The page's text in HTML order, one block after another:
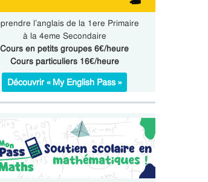
l’anglais de la 1ere Primaire
à la 4eme Secondaire
Cours en petits groupes 6€/heure
Cours particuliers 16€/heure
Découvrir « My English Pass »